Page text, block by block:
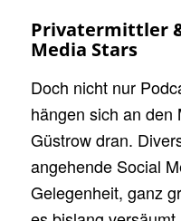
Privatermittler
Media Stars
Doch nicht nur
hängen sich an den
Güstrow dran.
angehende Social
Gelegenheit, ganz